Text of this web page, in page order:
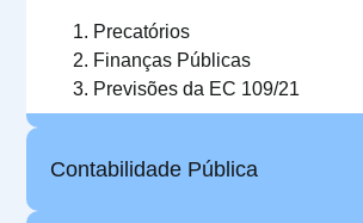
Precatórios
Finanças Públicas
Previsões da EC 109/21
Contabilidade Pública